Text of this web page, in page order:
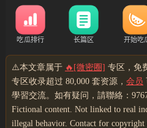
⚠️本文章属于 🔥[微密圈] 专区，免
专区收录超过 80,000 套资源， 会员
學習交流。如有疑问，請聯絡：
Fictional content. Not linked to real
illegal behavior. Contact for copyright